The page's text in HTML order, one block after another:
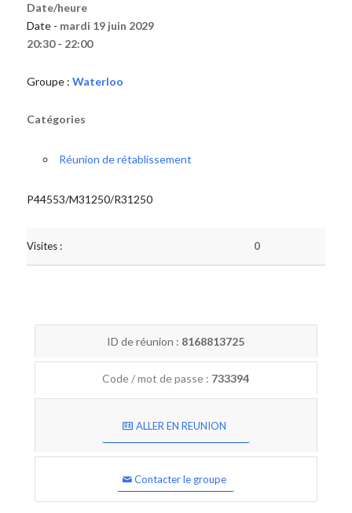
Date/heure
Date - mardi 19 juin 2029
20:30 - 22:00
Groupe : Waterloo
Catégories
Réunion de rétablissement
P44553/M31250/R31250
Visites : 0
ID de réunion : 8168813725
Code / mot de passe : 733394
ALLER EN REUNION
Contacter le groupe